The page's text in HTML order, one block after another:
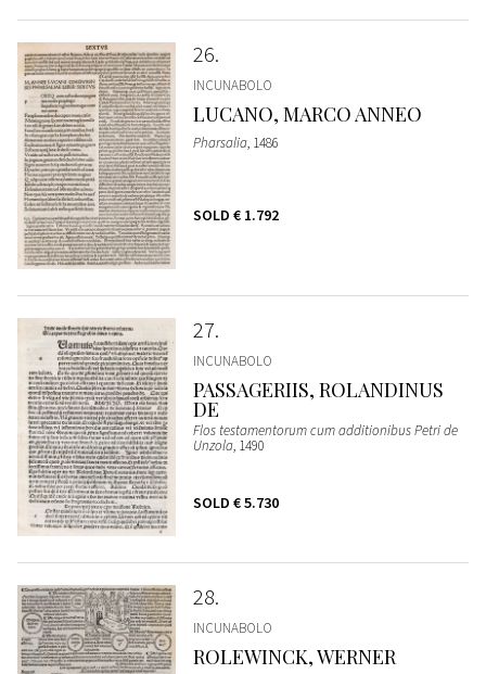
26
INCUNABOLO
LUCANO, MARCO ANNEO
Pharsalia, 1486
SOLD € 1.792
27
INCUNABOLO
PASSAGERIIS, ROLANDINUS
DE
Flos testamentorum cum additionibus Petri de
Unzola, 1490
SOLD € 5.730
28
INCUNABOLO
ROLEWINCK, WERNER